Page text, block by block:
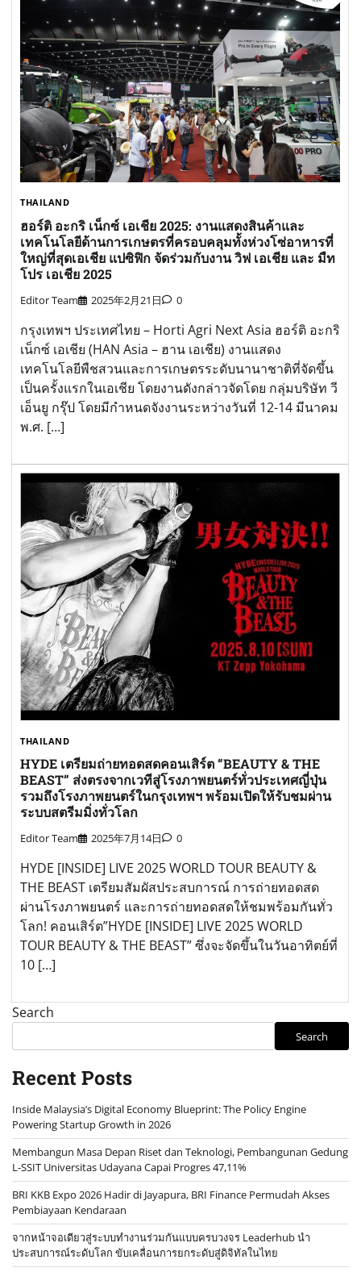
THAILAND
ฮอร์ติ อะกริ เน็กซ์ เอเชีย 2025: งานแสดงสินค้าและ
เทคโนโลยีด้านการเกษตรที่ครอบคลุมทั้งห่วงโซ่อาหารที่
ใหญ่ที่สุดเอเชีย แปซิฟิก จัดร่วมกับงาน วิฟ เอเชีย และ มืท
โปร เอเชีย 2025
Editor Team 2025年2月21日 0
กรุงเทพฯ ประเทศไทย – Horti Agri Next Asia ฮอร์ติ อะกริ
เน็กซ์ เอเชีย (HAN Asia – ฮาน เอเชีย) งานแสดง
เทคโนโลยีพืชสวนและการเกษตรระดับนานาชาติที่จัดขึ้น
เป็นครั้งแรกในเอเชีย โดยงานดังกล่าวจัดโดย กลุ่มบริษัท วี
เอ็นยู กรุ๊ป โดยมีกำหนดจังงานระหว่างวันที่ 12-14 มีนาคม
พ.ศ. […]
THAILAND
HYDE เตรียมถ่ายทอดสดคอนเสิร์ต “BEAUTY & THE
BEAST” ส่งตรงจากเวทีสู่โรงภาพยนตร์ทั่วประเทศญี่ปุ่น
รวมถึงโรงภาพยนตร์ในกรุงเทพฯ พร้อมเปิดให้รับชมผ่าน
ระบบสตรีมมิ่งทั่วโลก
Editor Team 2025年7月14日 0
HYDE [INSIDE] LIVE 2025 WORLD TOUR BEAUTY &
THE BEAST เตรียมสัมผัสประสบการณ์ การถ่ายทอดสด
ผ่านโรงภาพยนตร์ และการถ่ายทอดสดให้ชมพร้อมกันทั่ว
โลก! คอนเสิร์ต”HYDE [INSIDE] LIVE 2025 WORLD
TOUR BEAUTY & THE BEAST” ซึ่งจะจัดขึ้นในวันอาทิตย์ที่
10 […]
Search
Search
Recent Posts
Inside Malaysia’s Digital Economy Blueprint: The Policy Engine
Powering Startup Growth in 2026
Membangun Masa Depan Riset dan Teknologi, Pembangunan Gedung
L-SSIT Universitas Udayana Capai Progres 47,11%
BRI KKB Expo 2026 Hadir di Jayapura, BRI Finance Permudah Akses
Pembiayaan Kendaraan
จากหน้าจอเดียวสู่ระบบทำงานร่วมกันแบบครบวงจร Leaderhub นำ
ประสบการณ์ระดับโลก ขับเคลื่อนการยกระดับสู่ดิจิทัลในไทย